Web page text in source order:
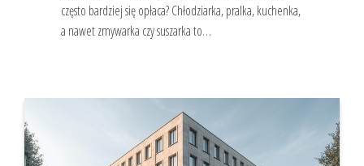
często bardziej się opłaca? Chłodziarka, pralka, kuchenka,
a nawet zmywarka czy suszarka to…